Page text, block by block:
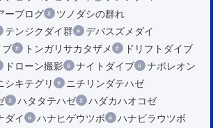
ーブログ
ツノダシの群れ
テンジクダイ群
デバスズメダイ
ブ
トンガリサカタザメ
ドリフトダイブ
ドローン撮影 ナイトダイブ
ナポレオン
シキテグリ
ニチリンダテハゼ
ハタタテハゼ
ハダカハオコゼ
ダイ ハナヒゲウツボ
ハナビラウツボ